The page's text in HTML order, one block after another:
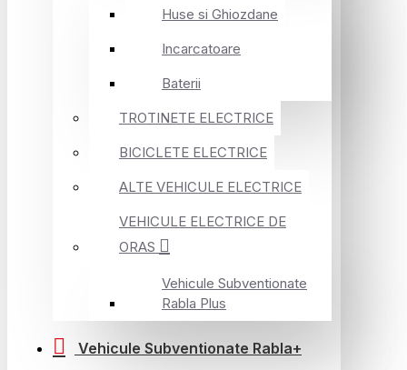
Huse si Ghiozdane
Incarcatoare
Baterii
TROTINETE ELECTRICE
BICICLETE ELECTRICE
ALTE VEHICULE ELECTRICE
VEHICULE ELECTRICE DE
ORAS
Vehicule Subventionate
Rabla Plus
Vehicule Subventionate Rabla+